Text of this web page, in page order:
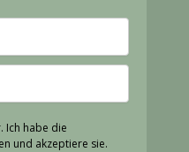
Ich habe die
und akzeptiere sie.